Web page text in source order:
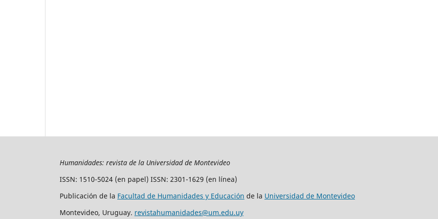
Humanidades: revista de la Universidad de Montevideo
ISSN: 1510-5024 (en papel) ISSN: 2301-1629 (en línea)
Publicación de la Facultad de Humanidades y Educación de la Universidad de Montevideo
Montevideo, Uruguay. revistahumanidades@um.edu.uy